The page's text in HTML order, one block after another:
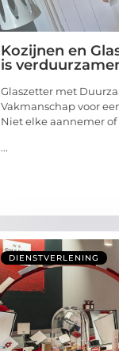
Kozijnen en
is
Glaszetter met
Vakmanschap voor
Niet elke aannemer
...
DIENSTVERLENING